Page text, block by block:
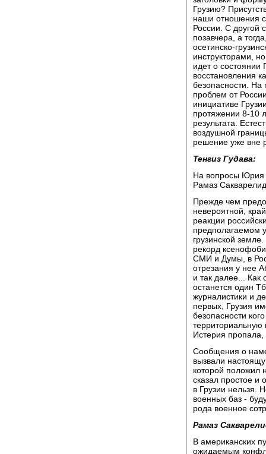
Грузию?
наши отношения
России. С другой
позавчера, а
осетинско-
инструкторами,
идет о состоянии
восстановления
безопасности. На
проблем от
инициативе
протяжении 8-10
результата.
воздушной
решение уже вне
Тенгиз Гудава:
На вопросы Юрия
Рамаз
Прежде чем
невероятной,
реакции
предполагаемом
грузинской
рекорд
СМИ и Думы, в
отрезания у нее
и так далее... Как
останется один
журналистики и
первых, Грузия
безопасности
территориальную
Истерия пропала,
Сообщения о
вызвали
которой положил
сказал простое и
в Грузии нельзя.
военных баз -
рода военное
Рамаз
В американских
ожидаемым